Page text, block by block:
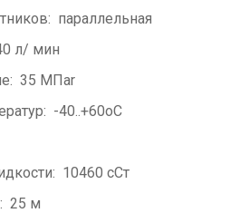
параллельная
л/ мин
35 МПаr
-40..+60оC
10460 сСт
25 м